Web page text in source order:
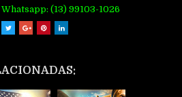
Whatsapp: (13) 99103-1026